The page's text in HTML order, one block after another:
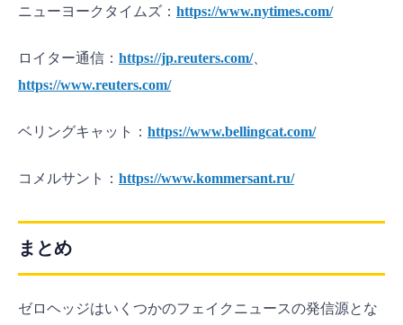
ニューヨークタイムズ： https://www.nytimes.com/
ロイター通信： https://jp.reuters.com/、
https://www.reuters.com/
ベリングキャット： https://www.bellingcat.com/
コメルサント： https://www.kommersant.ru/
まとめ
ゼロヘッジはいくつかのフェイクニュースの発信源とな